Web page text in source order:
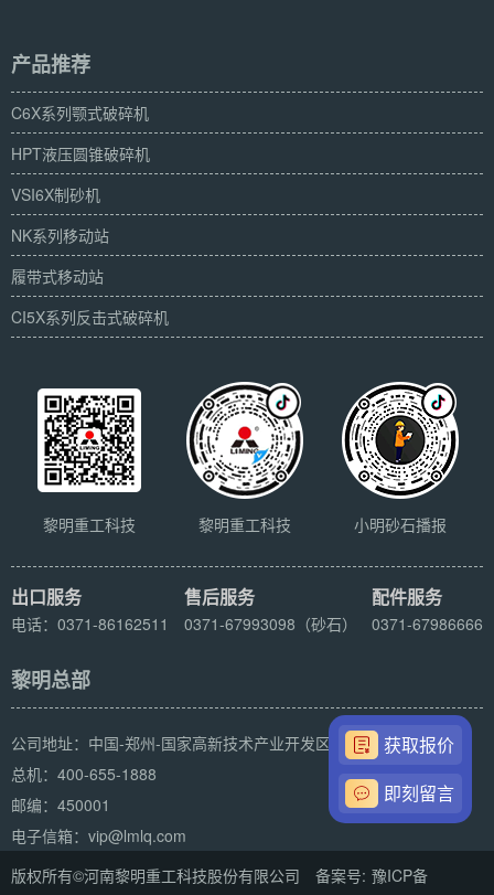
产品推荐
C6X系列颚式破碎机
HPT液压圆锥破碎机
VSI6X制砂机
NK系列移动站
履带式移动站
CI5X系列反击式破碎机
黎明重工科技 黎明重工科技 小明砂石播报
出口服务
电话：0371-86162511
售后服务
0371-67993098（砂石）
配件服务
0371-67986666
黎明总部
公司地址：中国-郑州-国家高新技术产业开发区科学大道169号
总机：400-655-1888
邮编：450001
电子信箱：vip@lmlq.com
版权所有©河南黎明重工科技股份有限公司 备案号: 豫ICP备
获取报价
即刻留言